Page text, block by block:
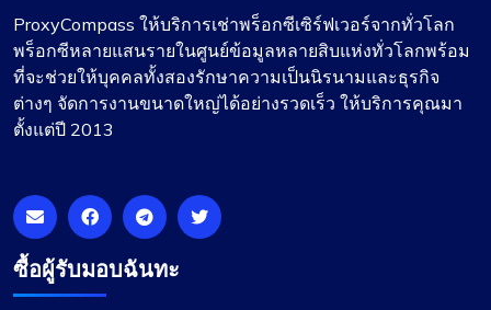
เขาได้ขยายที่ตั้งเซิร์ฟเวอร์เมื่อเร็ว ๆ นี้ซึ่งเหมาะ
สำหรับความต้องการของฉัน ฝ่ายสนับสนุนด้าน
เทคนิคของพวกเขาตอบสนองอย่างรวดเร็วเสมอ
ลิลี่ ปาร์คเกอร์
ProxyCompass ให้บริการเช่าพร็อกซีเซิร์ฟเวอร์จากทั่วโลก
พร็อกซีหลายแสนรายในศูนย์ข้อมูลหลายสิบแห่งทั่วโลกพร้อม
ที่จะช่วยให้บุคคลทั้งสองรักษาความเป็นนิรนามและธุรกิจ
ต่างๆ จัดการงานขนาดใหญ่ได้อย่างรวดเร็ว ให้บริการคุณมา
ตั้งแต่ปี 2013
ซื้อผู้รับมอบฉันทะ